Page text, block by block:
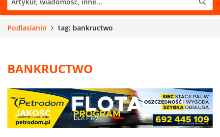
Podlasianin tag: bankructwo
BANKRUCTWO